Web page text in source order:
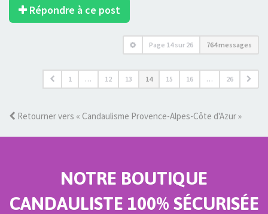
Répondre à ce post
Page 14sur 26 764 messages
1 … 12 13 14 15 16 … 26
Retourner vers « Candaulisme Provence-Alpes-Côte d'Azur »
NOTRE BOUTIQUE
CANDAULISTE 100% SÉCURISÉE